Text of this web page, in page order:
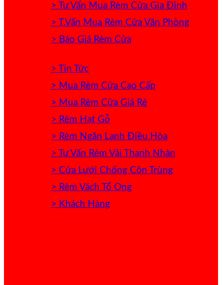
> Tư Vấn Mua Rèm Cửa Gia Đình
> T.Vấn Mua Rèm Cửa Văn Phòng
> Báo Giá Rèm Cửa
> Tin Tức
> Mua Rèm Cửa Cao Cấp
> Mua Rèm Cửa Giá Rẻ
> Rèm Hạt Gỗ
> Rèm Ngăn Lạnh Điều Hòa
> Tư Vấn Rèm Vải Thanh Nhàn
> Cửa Lưới Chống Côn Trùng
> Rèm Vách Tổ Ong
> Khách Hàng